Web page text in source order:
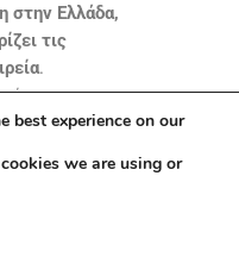
στην Ελλάδα,
τις
.
την
Ελλάδας πριν 7
best experience on our
we are using or